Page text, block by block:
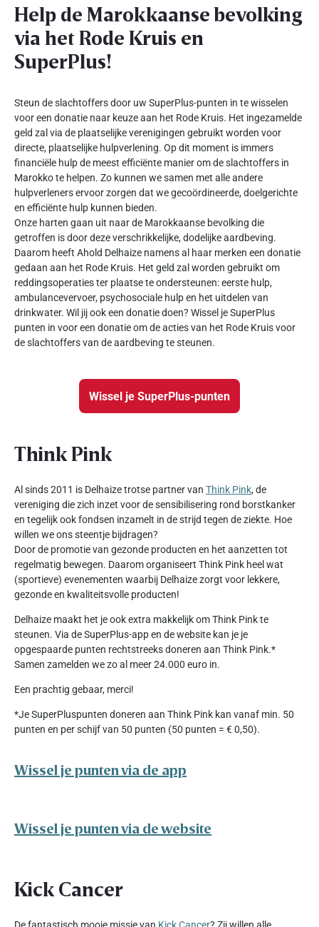
Help de Marokkaanse bevolking
via het Rode Kruis en
SuperPlus!
Steun de slachtoffers door uw SuperPlus-punten in te wisselen
voor een donatie naar keuze aan het Rode Kruis. Het ingezamelde
geld zal via de plaatselijke verenigingen gebruikt worden voor
directe, plaatselijke hulpverlening. Op dit moment is immers
financiële hulp de meest efficiënte manier om de slachtoffers in
Marokko te helpen. Zo kunnen we samen met alle andere
hulpverleners ervoor zorgen dat we gecoördineerde, doelgerichte
en efficiënte hulp kunnen bieden.
Onze harten gaan uit naar de Marokkaanse bevolking die
getroffen is door deze verschrikkelijke, dodelijke aardbeving.
Daarom heeft Ahold Delhaize namens al haar merken een donatie
gedaan aan het Rode Kruis. Het geld zal worden gebruikt om
reddingsoperaties ter plaatse te ondersteunen: eerste hulp,
ambulancevervoer, psychosociale hulp en het uitdelen van
drinkwater. Wil jij ook een donatie doen? Wissel je SuperPlus
punten in voor een donatie om de acties van het Rode Kruis voor
de slachtoffers van de aardbeving te steunen.
Wissel je SuperPlus-punten
Think Pink
Al sinds 2011 is Delhaize trotse partner van Think Pink, de
vereniging die zich inzet voor de sensibilisering rond borstkanker
en tegelijk ook fondsen inzamelt in de strijd tegen de ziekte. Hoe
willen we ons steentje bijdragen?
Door de promotie van gezonde producten en het aanzetten tot
regelmatig bewegen. Daarom organiseert Think Pink heel wat
(sportieve) evenementen waarbij Delhaize zorgt voor lekkere,
gezonde en kwaliteitsvolle producten!
Delhaize maakt het je ook extra makkelijk om Think Pink te
steunen. Via de SuperPlus-app en de website kan je je
opgespaarde punten rechtstreeks doneren aan Think Pink.*
Samen zamelden we zo al meer 24.000 euro in.
Een prachtig gebaar, merci!
*Je SuperPluspunten doneren aan Think Pink kan vanaf min. 50
punten en per schijf van 50 punten (50 punten = € 0,50).
Wissel je punten via de app
Wissel je punten via de website
Kick Cancer